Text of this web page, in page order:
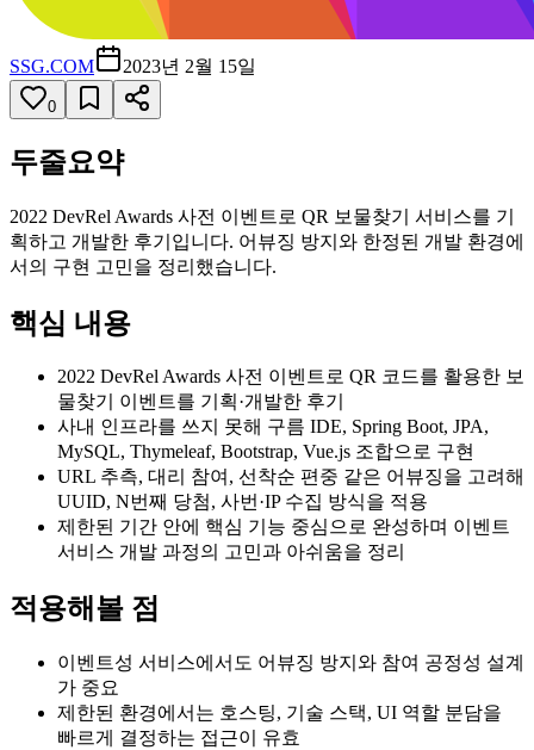
SSG.COM 2023년 2월 15일
0
두줄요약
2022 DevRel Awards 사전 이벤트로 QR 보물찾기 서비스를 기
획하고 개발한 후기입니다. 어뷰징 방지와 한정된 개발 환경에
서의 구현 고민을 정리했습니다.
핵심 내용
2022 DevRel Awards 사전 이벤트로 QR 코드를 활용한 보
물찾기 이벤트를 기획·개발한 후기
사내 인프라를 쓰지 못해 구름 IDE, Spring Boot, JPA,
MySQL, Thymeleaf, Bootstrap, Vue.js 조합으로 구현
URL 추측, 대리 참여, 선착순 편중 같은 어뷰징을 고려해
UUID, N번째 당첨, 사번·IP 수집 방식을 적용
제한된 기간 안에 핵심 기능 중심으로 완성하며 이벤트
서비스 개발 과정의 고민과 아쉬움을 정리
적용해볼 점
이벤트성 서비스에서도 어뷰징 방지와 참여 공정성 설계
가 중요
제한된 환경에서는 호스팅, 기술 스택, UI 역할 분담을
빠르게 결정하는 접근이 유효